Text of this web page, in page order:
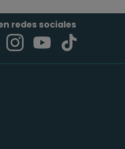
redes sociales